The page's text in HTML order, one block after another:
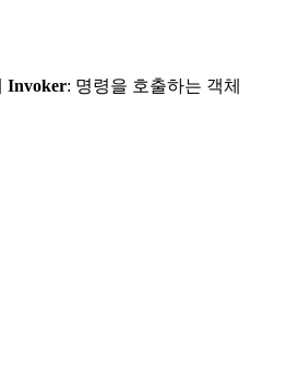
Invoker: 명령을 호출하는 객체